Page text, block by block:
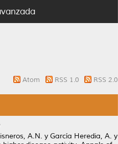
Atom RSS 1.0 RSS 2.0
A.N. y García Heredia, A. y